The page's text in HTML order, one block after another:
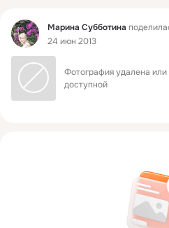
Фид Марина Субботина
24 июн 2013
Фотография удалена или
доступной